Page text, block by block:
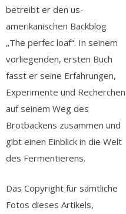
betreibt er den us-
amerikanischen Backblog
„The perfec loaf“. In seinem
vorliegenden, ersten Buch
fasst er seine Erfahrungen,
Experimente und Recherchen
auf seinem Weg des
Brotbackens zusammen und
gibt einen Einblick in die Welt
des Fermentierens.
Das Copyright für sämtliche
Fotos dieses Artikels,